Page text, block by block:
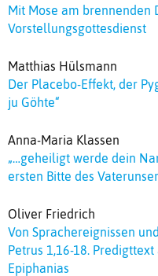
Mit Mose am brennenden
Vorstellungsgottesdienst
Matthias Hülsmann
Der Placebo-Effekt, der
ju Göhte“
Anna-Maria Klassen
„…geheiligt werde dein
ersten Bitte des
Oliver Friedrich
Von Sprachereignissen
Petrus 1,16-18.
Epiphanias